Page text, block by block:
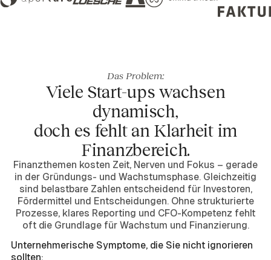
Das Problem:
Viele Start-ups wachsen
dynamisch,
doch es fehlt an Klarheit im
Finanzbereich.
Finanzthemen kosten Zeit, Nerven und Fokus – gerade
in der Gründungs- und Wachstumsphase. Gleichzeitig
sind belastbare Zahlen entscheidend für Investoren,
Fördermittel und Entscheidungen. Ohne strukturierte
Prozesse, klares Reporting und CFO-Kompetenz fehlt
oft die Grundlage für Wachstum und Finanzierung.
Unternehmerische Symptome, die Sie nicht ignorieren
sollten: